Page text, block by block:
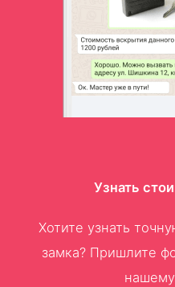
Узнать
Хотите узнать
замка? Пришлите